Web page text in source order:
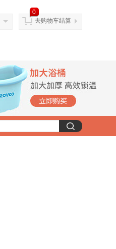
0
去购物车结算